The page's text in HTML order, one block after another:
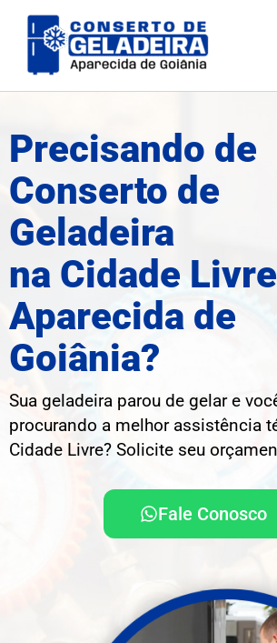
para
Precisando de
Conserto de
Geladeira
na Cidade
Aparecida de
Goiânia?
Sua geladeira parou de gelar e
procurando a melhor assistência
Cidade Livre? Solicite seu
Fale Conosco